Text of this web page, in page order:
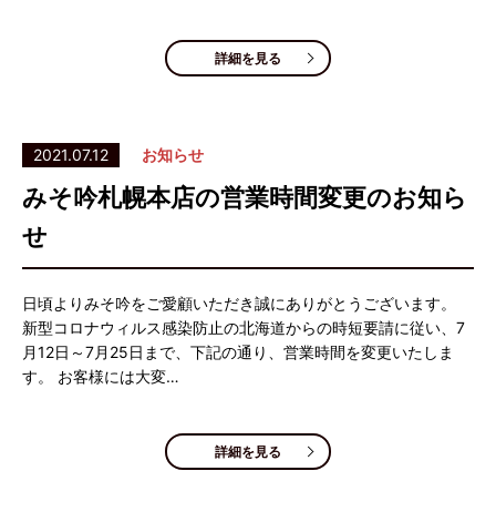
詳細を見る
2021.07.12 お知らせ
みそ吟札幌本店の営業時間変更のお知ら
せ
日頃よりみそ吟をご愛顧いただき誠にありがとうございます。
新型コロナウィルス感染防止の北海道からの時短要請に従い、7
月12日～7月25日まで、下記の通り、営業時間を変更いたしま
す。 お客様には大変…
詳細を見る